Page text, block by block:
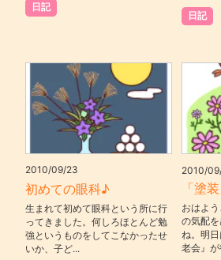
日記
日記
2010/09/23
初めての眼科♪
生まれて初めて眼科という所に行
ってきました。何しろほとんど勉
強というものをしてこなかったせ
いか、子ど...
2010/
「塗
おはよ
の気配
ね。明
老会』